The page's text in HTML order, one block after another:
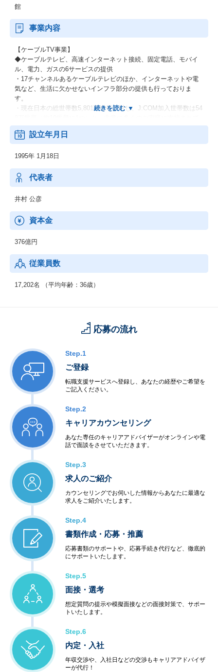
館
事業内容
【ケーブルTV事業】
◆ケーブルテレビ、高速インターネット接続、固定電話、モバイ
ル、電力、ガスの6サービスの提供
・17チャンネルあるケーブルテレビのほか、インターネットや電
気など、生活に欠かせないインフラ部分の提供も行っておりま
す。
・現在日本の総世帯数5,801万世帯に対し、J:COM加入世帯数は54
おります！
◆各種専門チャンネルへの出資、運営：現在ジュピターテレコム
では、17チャンネルを運営しております！
◆各種VODサービスへのコンテンツ調達、販売：例）「NETFLI
X」
◆映画の企画製作、配給：例）「カメラを止めるな！」など
設立年月日
1995年 1月18日
代表者
井村 公彦
資本金
376億円
従業員数
17,202名 （平均年齢：36歳）
応募の流れ
Step.1
ご登録
転職支援サービスへ登録し、あなたの経歴やご希望を
ご記入ください。
Step.2
キャリアカウンセリング
あなた専任のキャリアアドバイザーがオンラインや電
話で面談をさせていただきます。
Step.3
求人のご紹介
カウンセリングでお伺いした情報からあなたに最適な
求人をご紹介いたします。
Step.4
書類作成・応募・推薦
応募書類のサポートや、応募手続き代行など、徹底的
にサポートいたします。
Step.5
面接・選考
想定質問の提示や模擬面接などの面接対策で、サポー
トいたします。
Step.6
内定・入社
年収交渉や、入社日などの交渉もキャリアアドバイザ
ーが代行！